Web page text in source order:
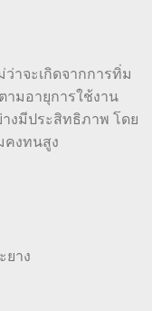
าจะเกิดจากการทิ่ม
มอายุการใช้งาน
างมีประสิทธิภาพ โดย
คงทนสูง
ยาง